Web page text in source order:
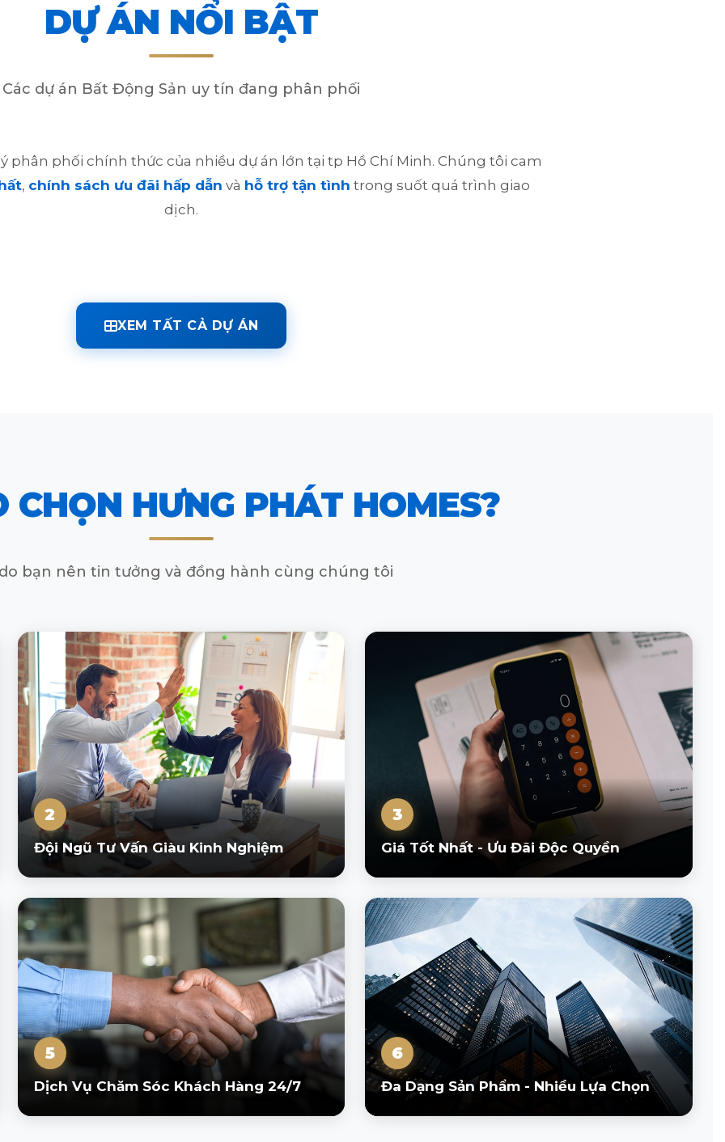
DỰ ÁN NỔI BẬT
Các dự án Bất Động Sản uy tín đang phân phối
phân phối chính thức của nhiều dự án lớn tại tp Hồ Chí Minh. Chúng tôi cam
, chính sách ưu đãi hấp dẫn và hỗ trợ tận tình trong suốt quá trình giao
dịch.
XEM TẤT CẢ DỰ ÁN
CHỌN HƯNG PHÁT HOMES?
bạn nên tin tưởng và đồng hành cùng chúng tôi
2
Đội Ngũ Tư Vấn Giàu Kinh Nghiệm
3
Giá Tốt Nhất - Ưu Đãi Độc Quyền
5
Dịch Vụ Chăm Sóc Khách Hàng 24/7
6
Đa Dạng Sản Phẩm - Nhiều Lựa Chọn